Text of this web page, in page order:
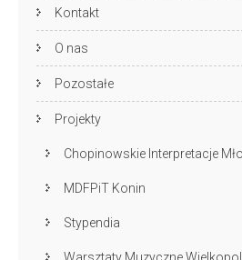
Kontakt
O nas
Pozostałe
Projekty
Chopinowskie Interpretacje
MDFPiT Konin
Stypendia